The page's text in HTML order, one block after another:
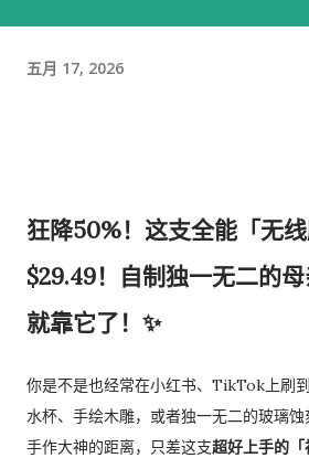
五月 17, 2026
狂降50%！这支全能「无
$29.49！自制独一无二的
就靠它了！✨
你是不是也经常在小红书、TikTok上刷
水杯、手绘木雕，或者独一无二的玻璃
手作大神的距离，只差这支超好上手的「